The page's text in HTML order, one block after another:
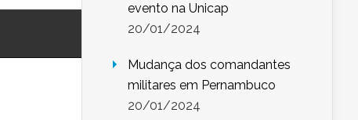
evento na Unicap
20/01/2024
Mudança dos comandantes
militares em Pernambuco
20/01/2024